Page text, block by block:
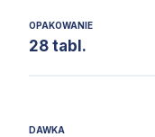
OPAKOWANIE
28 tabl.
DAWKA